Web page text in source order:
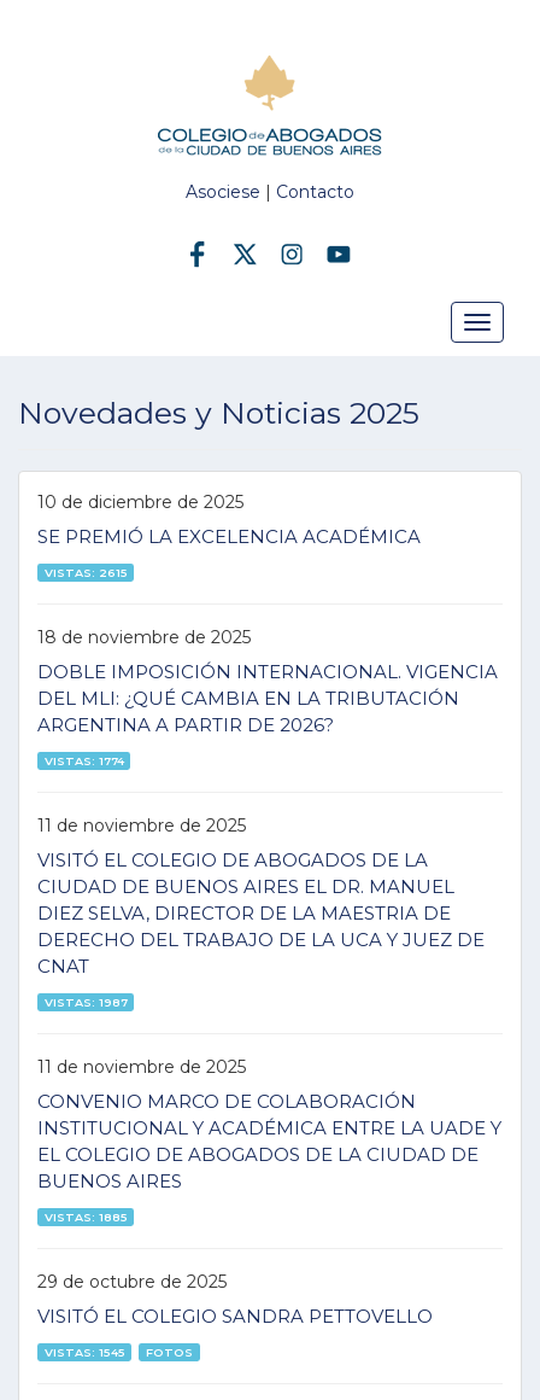
Asociese | Contacto
Toggle
Novedades y Noticias 2025
10 de diciembre de 2025
SE PREMIÓ LA EXCELENCIA ACADÉMICA
VISTAS: 2615
18 de noviembre de 2025
DOBLE IMPOSICIÓN INTERNACIONAL. VIGENCIA
DEL MLI: ¿QUÉ CAMBIA EN LA TRIBUTACIÓN
ARGENTINA A PARTIR DE 2026?
VISTAS: 1774
11 de noviembre de 2025
VISITÓ EL COLEGIO DE ABOGADOS DE LA
CIUDAD DE BUENOS AIRES EL DR. MANUEL
DIEZ SELVA, DIRECTOR DE LA MAESTRIA DE
DERECHO DEL TRABAJO DE LA UCA Y JUEZ DE
CNAT
VISTAS: 1987
11 de noviembre de 2025
CONVENIO MARCO DE COLABORACIÓN
INSTITUCIONAL Y ACADÉMICA ENTRE LA UADE Y
EL COLEGIO DE ABOGADOS DE LA CIUDAD DE
BUENOS AIRES
VISTAS: 1885
29 de octubre de 2025
VISITÓ EL COLEGIO SANDRA PETTOVELLO
VISTAS: 1545 FOTOS